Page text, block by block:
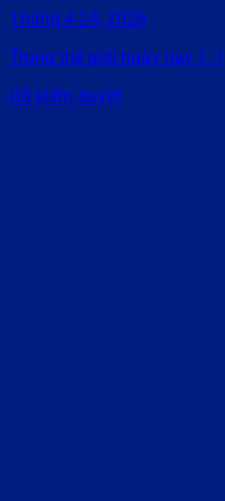
Tháng 4 24, 2026
Trong thế giới ngày nay, [...]
Đã kiểm duyệt